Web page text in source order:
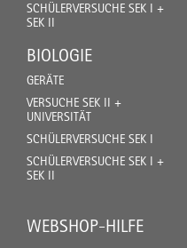
SCHÜLERVERSUCHE SEK I +
SEK II
BIOLOGIE
GERÄTE
VERSUCHE SEK II +
UNIVERSITÄT
SCHÜLERVERSUCHE SEK I
SCHÜLERVERSUCHE SEK I +
SEK II
WEBSHOP-HILFE